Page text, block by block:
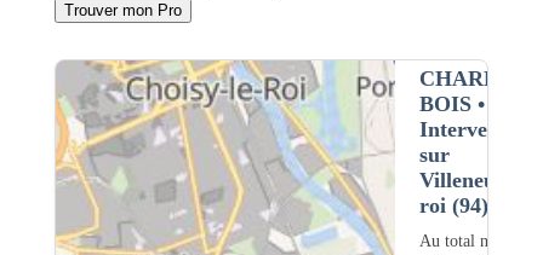
Trouver mon Pro
BOIS•
Intervention
sur
Villeneuve-
roi (94)
Au total nous